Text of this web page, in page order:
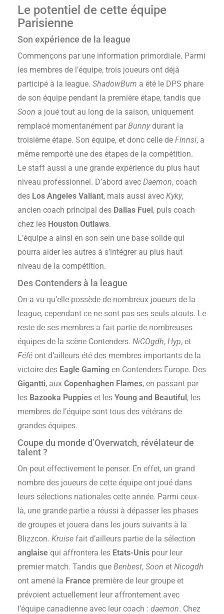
Le potentiel de cette équipe
Parisienne
Son expérience de la league
Commençons par une information primordiale. Parmi
les membres de l’équipe, trois joueurs ont déjà
participé à la league. ShadowBurn a été le DPS phare
de son équipe pendant la première étape, tandis que
Soon a joué tout au long de la saison, uniquement
remplacé momentanément par Bunnydurant la
troisième étape. Son équipe, et donc celle de Finnsi, a
même remporté une des étapes de la compétition.
Le staff aussi a une grande expérience du plus haut
niveau professionnel. D’abord avec Daemon, coach
des Los Angeles Valiant, mais aussi avec Kyky,
ancien coach principal des Dallas Fuel, puis coach
chez les Houston Outlaws.
L’équipe a ainsi en son sein une base solide qui
pourra aider les autres à s’intégrer au plus haut
niveau de la compétition.
Des Contenders à la league
On a vu qu’elle possède de nombreux joueurs de la
league, cependant ce ne sont pas ses seuls atouts. Le
reste de ses membres a fait partie de nombreuses
équipes de la scène Contenders. NiCOgdh, Hyp, et
Féfé ont d’ailleurs été des membres importants de la
victoire des Eagle Gaming en Contenders Europe. Des
Gigantti, aux Copenhaghen Flames, en passant par
les Bazooka Puppies et les Young and Beautiful, les
membres de l’équipe sont tous des vétérans de
grandes équipes.
Coupe du monde d’Overwatch, révélateur de
talent ?
On peut effectivement le penser. En effet, un grand
nombre des joueurs de cette équipe ont joué dans
leurs sélections nationales cette année. Parmi ceux-
là, une grande partie a réussi à dépasser les phases
de groupes et jouera dans les jours suivants à la
Blizzcon. Kruise fait d’ailleurs partie de la sélection
anglaise qui affrontera les Etats-Unis pour leur
premier match. Tandis que Benbest, Soon et Nicogdh
ont amené la France première de leur groupe et
prévoient actuellement leur affrontement avec
l’équipe canadienne avec leur coach : daemon. Chez